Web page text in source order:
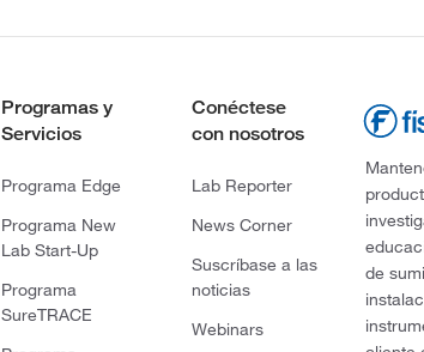
Programas y
Servicios
Programa Edge
Programa New
Lab Start-Up
Programa
SureTRACE
Conéctese
con nosotros
Lab Reporter
News Corner
Suscríbase a las
noticias
Webinars
de